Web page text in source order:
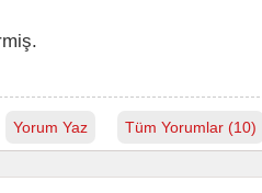
Yorum Yaz Tüm Yorumlar (10)